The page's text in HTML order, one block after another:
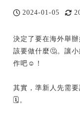
投稿日
2024-01-05
更新
決定了要在海外舉
該要做什麼🤔。讓
作吧☺️！
其實，準新人先需
🗓。